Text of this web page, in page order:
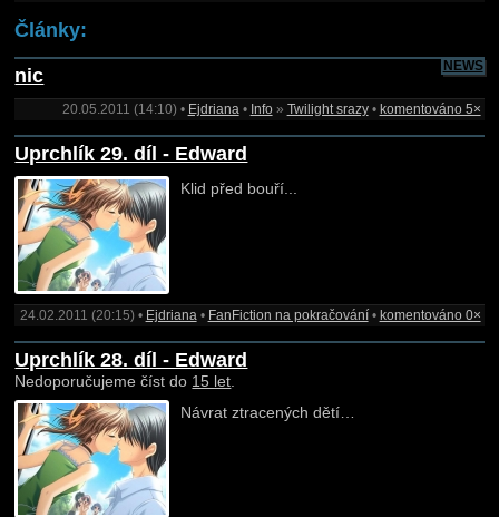
Články:
NEWS
nic
20.05.2011 (14:10) • Ejdriana• Info» Twilight srazy• komentováno 5×
Uprchlík 29. díl - Edward
Klid před bouří...
24.02.2011 (20:15) • Ejdriana• FanFiction na pokračování• komentováno 0×
Uprchlík 28. díl - Edward
Nedoporučujeme číst do 15 let
Návrat ztracených dětí…